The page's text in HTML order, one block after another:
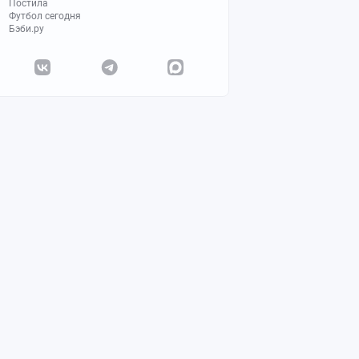
Постила
Футбол сегодня
Бэби.ру